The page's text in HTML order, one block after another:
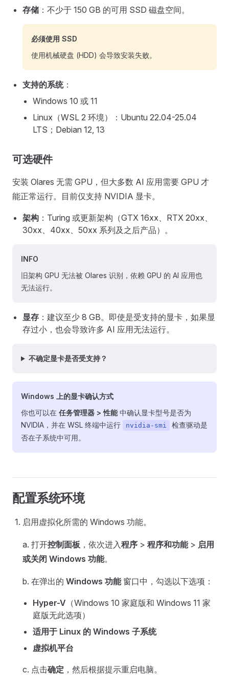
存储 ：不少于 150 GB 的可用 SSD 磁盘空间。
必须使用 SSD
使用机械硬盘 (HDD) 会导致安装失败。
支持的系统：
Windows 10 或 11
Linux（WSL 2 环境）：Ubuntu 22.04-25.04
LTS；Debian 12, 13
可选硬件
安装 Olares 无需 GPU，但大多数 AI 应用需要 GPU 才
能正常运行。目前仅支持 NVIDIA 显卡。
架构 ：Turing 或更新架构（GTX 16xx、RTX 20xx、
30xx、40xx、50xx 系列及之后产品）。
INFO
旧架构 GPU 无法被 Olares 识别，依赖 GPU 的 AI 应用也
无法运行。
显存 ：建议至少 8 GB。即使是受支持的显卡，如果显
存过小，也会导致许多 AI 应用无法运行。
不确定显卡是否受支持？
Windows 上的显卡确认方式
你也可以在 任务管理器 > 性能中确认显卡型号是否为
NVIDIA，并在 WSL 终端中运行
nvidia-smi
检查驱动是
否在子系统中可用。
配置系统环境
启用虚拟化所需的 Windows 功能。
a. 打开控制面板 ，依次进入程序 > 程序和功能> 启用
或关闭 Windows 功能。
b. 在弹出的 Windows 功能窗口中，勾选以下选项：
Hyper-V （Windows 10 家庭版和 Windows 11 家
庭版无此选项）
适用于 Linux 的 Windows 子系统
虚拟机平台
c. 点击确定 ，然后根据提示重启电脑。